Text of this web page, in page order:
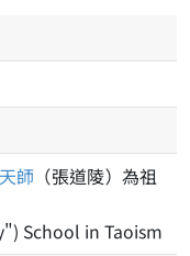
天師 （張道陵）為祖
School in Taoism